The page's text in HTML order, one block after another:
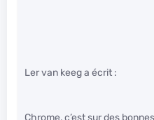
Ler van keeg a écrit :